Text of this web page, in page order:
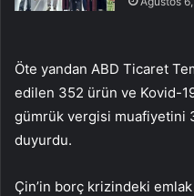
Öte yandan ABD Ticaret
edilen 352 ürün ve Kovid-
gümrük vergisi muafiyetini
duyurdu.
Çin’in borç krizindeki